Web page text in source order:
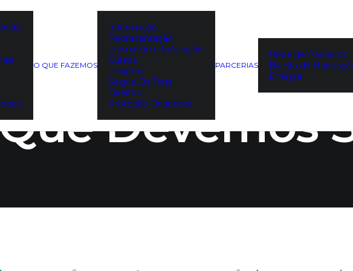
O QUE FAZEMOS
Informação
Representação
Formação e Educação
Cursos
Projetos
Segue Os Teus
Direitos
Proteção Financeira
PARCERIAS
Rede de Parceiros
Balcão de
Energia
Devemos